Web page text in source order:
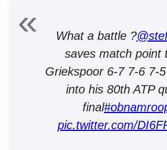
What a battle ?
saves match point
Griekspoor 6-7 7-6 7-
into his 80th ATP
final
pic.twitter.com/